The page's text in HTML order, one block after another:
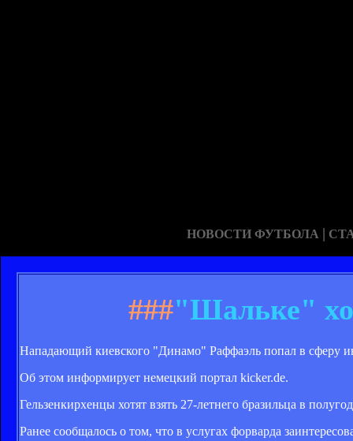
НОВОСТИ ФУТБОЛА |
###"Шальке"
Нападающий киевского "Динамо" Раффаэль попал в сферу
Об этом информирует немецкий портал kicker.de.
Гельзенкирхенцы хотят взять 27-летнего бразильца в
Ранее сообщалось о том, что в услугах форварда